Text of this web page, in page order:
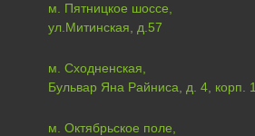
м. Пятницкое шоссе,
ул.Митинская, д.57
м. Сходненская,
Бульвар Яна Райниса, д. 4, корп. 1
м. Октябрьское поле,